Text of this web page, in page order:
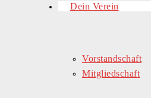
Dein Verein
Vorstandschaft
Mitgliedschaft